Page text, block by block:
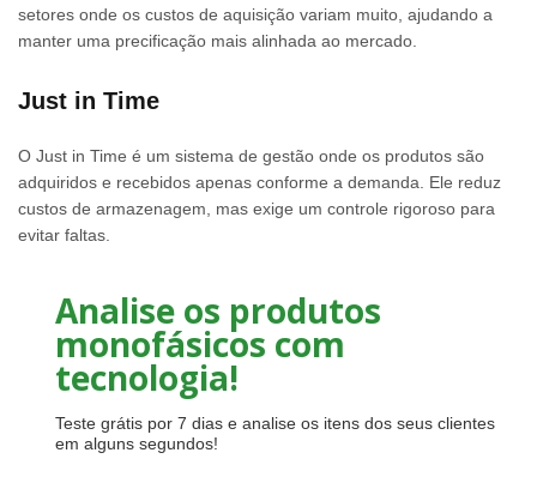
setores onde os custos de aquisição variam muito, ajudando a
manter uma precificação mais alinhada ao mercado.
Just in Time
O Just in Time é um sistema de gestão onde os produtos são
adquiridos e recebidos apenas conforme a demanda. Ele reduz
custos de armazenagem, mas exige um controle rigoroso para
evitar faltas.
Analise os produtos
monofásicos com
tecnologia!
Teste grátis por 7 dias e analise os itens dos seus clientes
em alguns segundos!